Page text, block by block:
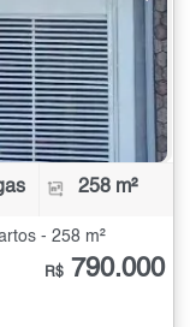
258 m²
- 258 m²
R$ 790.000